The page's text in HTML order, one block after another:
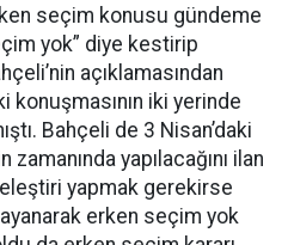
seçim konusu gündeme
yok” diye kestirip
açıklamasından
konuşmasının iki yerinde
Bahçeli de 3 Nisan’daki
yapılacağını ilan
yapmak gerekirse
erken seçim yok